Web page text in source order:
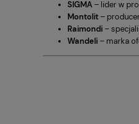
SIGMA– lider w
Montolit–
Raimondi–
Wandeli– marka